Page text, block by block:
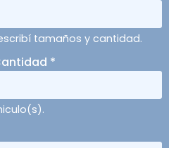
tamaños y cantidad.
*